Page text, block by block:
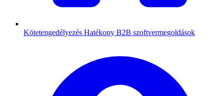
Kötetengedélyezés Hatékony B2B szoftvermegoldások